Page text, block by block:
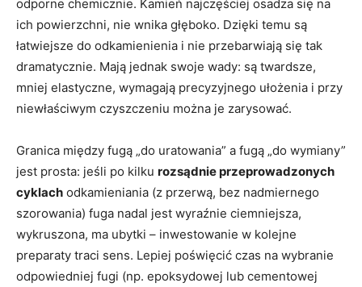
odporne chemicznie. Kamień najczęściej osadza się na
ich powierzchni, nie wnika głęboko. Dzięki temu są
łatwiejsze do odkamienienia i nie przebarwiają się tak
dramatycznie. Mają jednak swoje wady: są twardsze,
mniej elastyczne, wymagają precyzyjnego ułożenia i przy
niewłaściwym czyszczeniu można je zarysować.
Granica między fugą „do uratowania” a fugą „do wymiany”
jest prosta: jeśli po kilku rozsądnie przeprowadzonych
cyklach odkamieniania (z przerwą, bez nadmiernego
szorowania) fuga nadal jest wyraźnie ciemniejsza,
wykruszona, ma ubytki – inwestowanie w kolejne
preparaty traci sens. Lepiej poświęcić czas na wybranie
odpowiedniej fugi (np. epoksydowej lub cementowej